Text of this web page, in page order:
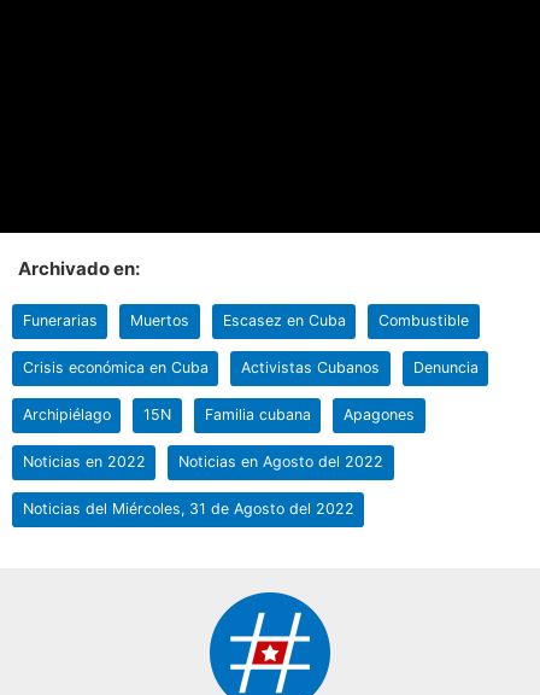
Archivado en:
Funerarias Muertos Escasez en Cuba Combustible
Crisis económica en Cuba Activistas Cubanos Denuncia
Archipiélago 15N Familia cubana Apagones
Noticias en 2022 Noticias en Agosto del 2022
Noticias del Miércoles, 31 de Agosto del 2022